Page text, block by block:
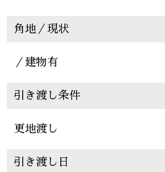
角地／現状
／建物有
引き渡し条件
更地渡し
引き渡し日